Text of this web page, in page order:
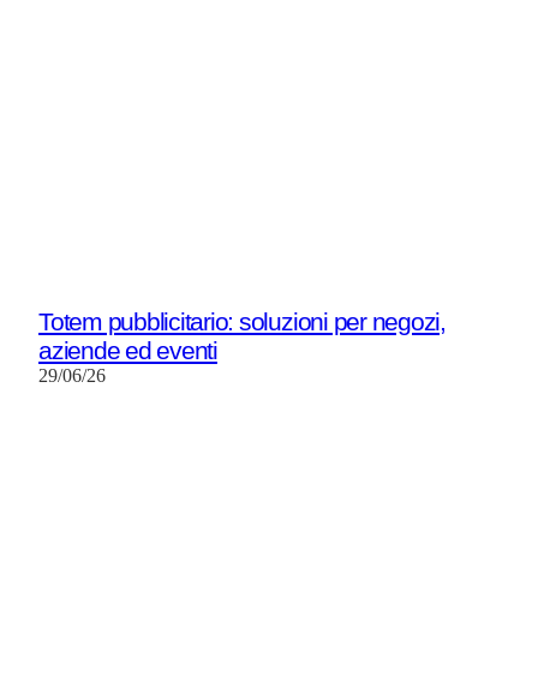
Totem pubblicitario: soluzioni per negozi,
aziende ed eventi
29/06/26